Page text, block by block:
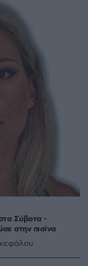
Σύβοτα -
στην πισίνα